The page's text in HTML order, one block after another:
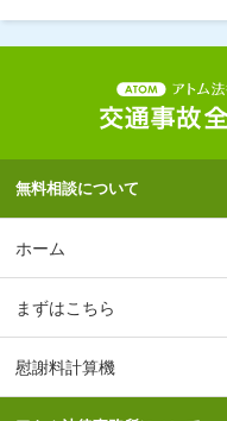
無料相談について
ホーム
まずはこちら
慰謝料計算機